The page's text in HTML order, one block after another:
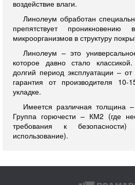
воздействие влаги.
Линолеум обработан
препятствует
микроорганизмов в структуру
Линолеум – это
которое давно стало
долгий период эксплуатации –
гарантия от производителя
укладке.
Имеется различная
Группа горючести – КМ2 (где
требования к
использование).